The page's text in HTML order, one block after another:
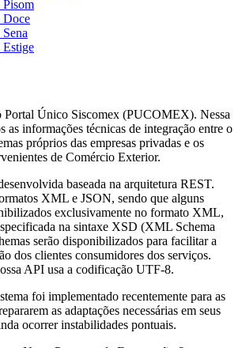
Pisom
Doce
Estige
Único Siscomex (PUCOMEX). Nessa
as informações técnicas de integração entre o
próprios das empresas privadas e os
de Comércio Exterior.
baseada na arquitetura REST.
XML e JSON, sendo que alguns
exclusivamente no formato XML,
na sintaxe XSD (XML Schema
serão disponibilizados para facilitar a
dos clientes consumidores dos serviços.
API usa a codificação UTF-8.
foi implementado recentemente para as
as adaptações necessárias em seus
ocorrer instabilidades pontuais.